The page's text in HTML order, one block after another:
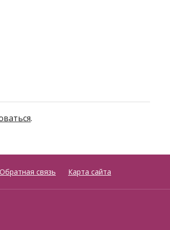
.
Обратная связь Карта сайта